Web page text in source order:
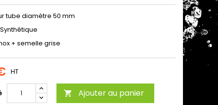
tube diamètre 50 mm
+ semelle grise
HT
 Ajouter au panier